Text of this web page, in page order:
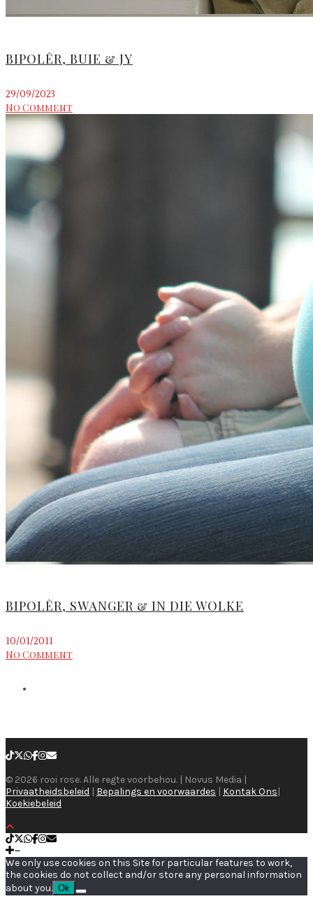
BIPOLÊR, BUIE & JY
29/09/2023
No Comment
BIPOLÊR, SWANGER & IN DIE WOLKE
10/01/2011
No Comment
© 2026 rooi rose. Alle regte voorbehou. | Novus Media |
Privaatheidsbeleid | Bepalings en voorwaardes | Kontak Ons|
Koekiebeleid
We only use cookies on this Site for particular features to work,
the cookies do not collect and/or store any personal information
about you. Ok